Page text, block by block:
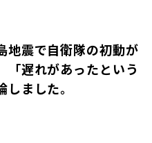
地震で自衛隊の初動が
「遅れがあったという
ました。